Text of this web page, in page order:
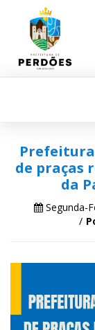
de praças
da
Segunda-